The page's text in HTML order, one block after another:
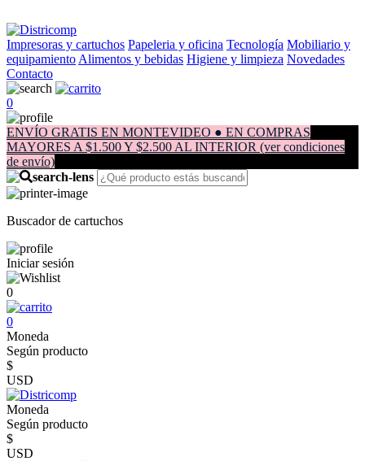
Impresoras y cartuchos Papeleria y oficina Tecnología Mobiliario y
equipamiento Alimentos y bebidas Higiene y limpieza Novedades
Contacto
0
ENVÍO GRATIS EN MONTEVIDEO ● EN COMPRAS
MAYORES A $1.500 Y $2.500 AL INTERIOR (ver condiciones
de envío)
Buscador de cartuchos
Iniciar sesión
0
0
Moneda
Según producto
$
USD
Moneda
Según producto
$
USD